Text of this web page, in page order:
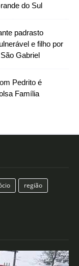
do Sul
padrasto
e filho por
Gabriel
Pedrito é
Família
região